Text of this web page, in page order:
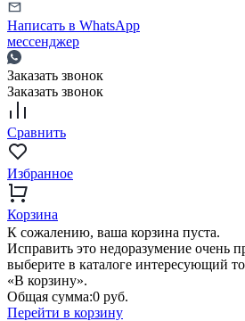
Написать в WhatsApp
мессенджер
Заказать звонок
Заказать звонок
Сравнить
Избранное
Корзина
К сожалению, ваша корзина пуста.
Исправить это недоразумение очень
выберите в каталоге интересующий
«В корзину».
Общая сумма:0 руб.
Перейти в корзину